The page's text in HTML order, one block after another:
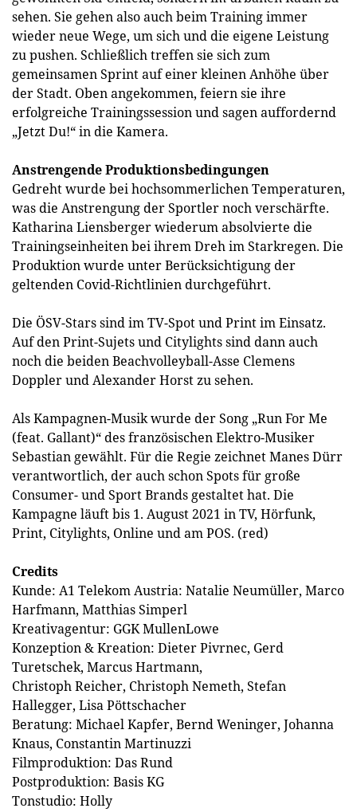
sehen. Sie gehen also auch beim Training immer
wieder neue Wege, um sich und die eigene Leistung
zu pushen. Schließlich treffen sie sich zum
gemeinsamen Sprint auf einer kleinen Anhöhe über
der Stadt. Oben angekommen, feiern sie ihre
erfolgreiche Trainingssession und sagen auffordernd
„Jetzt Du!“ in die Kamera.
Anstrengende Produktionsbedingungen
Gedreht wurde bei hochsommerlichen Temperaturen,
was die Anstrengung der Sportler noch verschärfte.
Katharina Liensberger wiederum absolvierte die
Trainingseinheiten bei ihrem Dreh im Starkregen. Die
Produktion wurde unter Berücksichtigung der
geltenden Covid-Richtlinien durchgeführt.
Die ÖSV-Stars sind im TV-Spot und Print im Einsatz.
Auf den Print-Sujets und Citylights sind dann auch
noch die beiden Beachvolleyball-Asse Clemens
Doppler und Alexander Horst zu sehen.
Als Kampagnen-Musik wurde der Song „Run For Me
(feat. Gallant)“ des französischen Elektro-Musiker
Sebastian gewählt. Für die Regie zeichnet Manes Dürr
verantwortlich, der auch schon Spots für große
Consumer- und Sport Brands gestaltet hat. Die
Kampagne läuft bis 1. August 2021 in TV, Hörfunk,
Print, Citylights, Online und am POS. (red)
Credits
Kunde: A1 Telekom Austria: Natalie Neumüller, Marco
Harfmann, Matthias Simperl
Kreativagentur: GGK MullenLowe
Konzeption & Kreation: Dieter Pivrnec, Gerd
Turetschek, Marcus Hartmann,
Christoph Reicher, Christoph Nemeth, Stefan
Hallegger, Lisa Pöttschacher
Beratung: Michael Kapfer, Bernd Weninger, Johanna
Knaus, Constantin Martinuzzi
Filmproduktion: Das Rund
Postproduktion: Basis KG
Tonstudio: Holly